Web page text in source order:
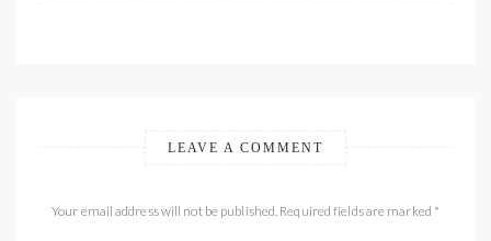
LEAVE A COMMENT
Your email address will not be published. Required fields are marked *